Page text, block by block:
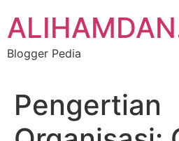
content
Blogger Pedia
Pengertian